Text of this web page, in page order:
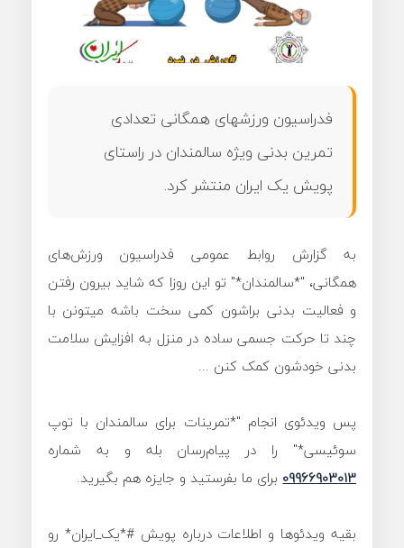
فدراسیون ورزشهای همگانی تعدادی
تمرین بدنی ویژه سالمندان در راستای
پویش یک ایران منتشر کرد.
️به گزارش روابط عمومی فدراسیون ورزش‌های
همگانی، "*سالمندان*" تو این روزا که شاید بیرون رفتن
و فعالیت بدنی براشون کمی سخت باشه میتونن با
چند تا حرکت جسمی ساده در منزل به افزایش سلامت
بدنی خودشون کمک کنن ...
پس ویدئوی انجام "*تمرینات برای سالمندان با توپ
سوئیسی*" را در پیام‌رسان بله و به شماره
09966903013برای ما بفرستید و جایزه هم‌ بگیرید.
بقیه ویدئوها و اطلاعات درباره پویش #*یک_ایران* رو